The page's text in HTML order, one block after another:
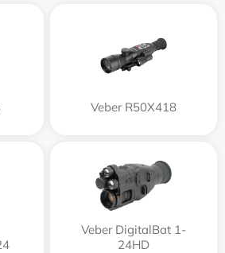
Veber R50X418
Veber DigitalBat 1-
24HD